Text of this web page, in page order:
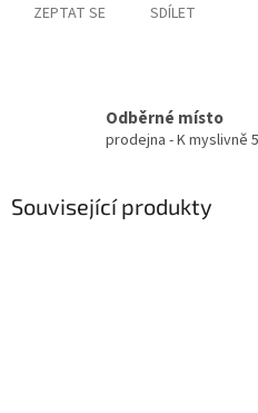
ZEPTAT SE SDÍLET
Odběrné místo
prodejna - K myslivně
Související produkty